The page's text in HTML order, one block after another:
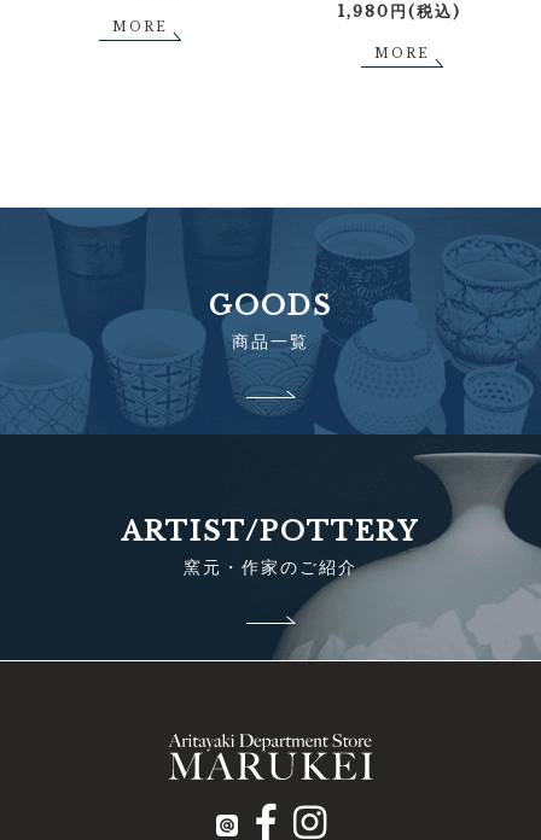
MORE
1,980円(税込)
MORE
GOODS
商品一覧
ARTIST/POTTERY
窯元・作家のご紹介